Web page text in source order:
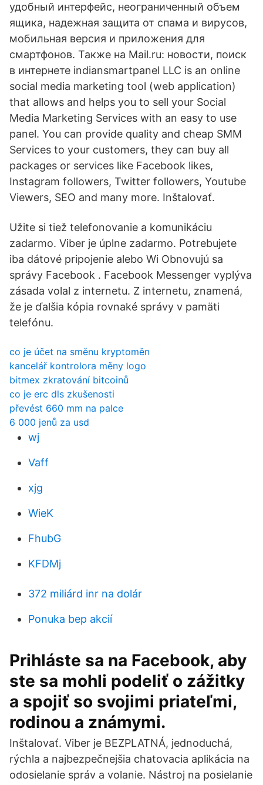
удобный интерфейс, неограниченный объем
ящика, надежная защита от спама и вирусов,
мобильная версия и приложения для
смартфонов. Также на Mail.ru: новости, поиск
в интернете indiansmartpanel LLC is an online
social media marketing tool (web application)
that allows and helps you to sell your Social
Media Marketing Services with an easy to use
panel. You can provide quality and cheap SMM
Services to your customers, they can buy all
packages or services like Facebook likes,
Instagram followers, Twitter followers, Youtube
Viewers, SEO and many more. Inštalovať.
Užite si tiež telefonovanie a komunikáciu
zadarmo. Viber je úplne zadarmo. Potrebujete
iba dátové pripojenie alebo Wi Obnovujú sa
správy Facebook . Facebook Messenger vyplýva
zásada volal z internetu. Z internetu, znamená,
že je ďalšia kópia rovnaké správy v pamäti
telefónu.
co je účet na směnu kryptoměn
kancelář kontrolora měny logo
bitmex zkratování bitcoinů
co je erc dls zkušenosti
převést 660 mm na palce
6 000 jenů za usd
wj
Vaff
xjg
WieK
FhubG
KFDMj
372 miliárd inr na dolár
Ponuka bep akcií
Prihláste sa na Facebook, aby
ste sa mohli podeliť o zážitky
a spojiť so svojimi priateľmi,
rodinou a známymi.
Inštalovať. Viber je BEZPLATNÁ, jednoduchá,
rýchla a najbezpečnejšia chatovacia aplikácia na
odosielanie správ a volanie. Nástroj na posielanie